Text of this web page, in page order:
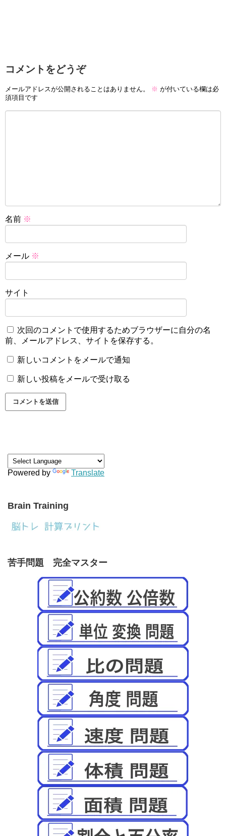
コメントをどうぞ
メールアドレスが公開されることはありません。 ※ が付いている欄は必
須項目です
名前 ※
メール ※
サイト
次回のコメントで使用するためブラウザーに自分の名
前、メールアドレス、サイトを保存する。
新しいコメントをメールで通知
新しい投稿をメールで受け取る
Powered by Translate
Brain Training
苦手問題 完全マスター